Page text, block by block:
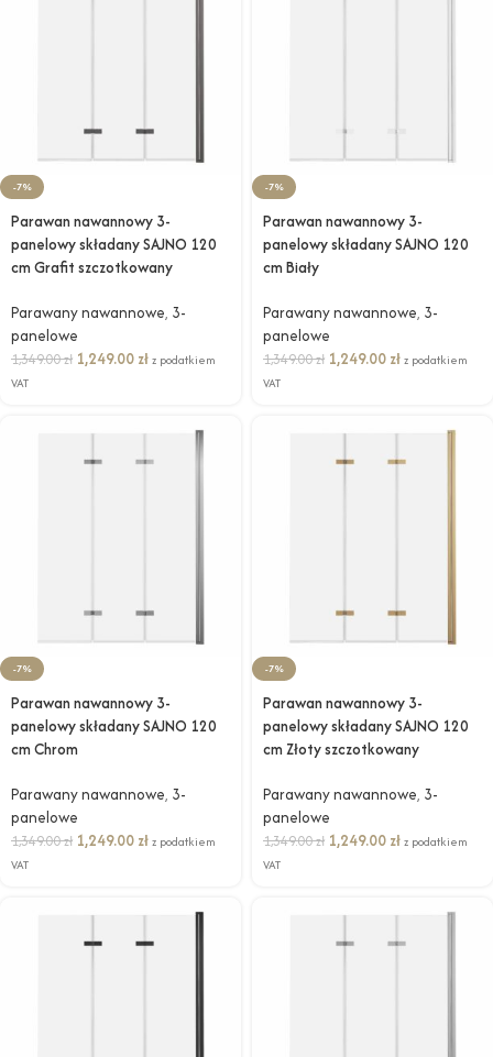
-7%
Parawan nawannowy 3-
panelowy składany SAJNO 120
cm Grafit szczotkowany
Parawany nawannowe, 3-
panelowe
1,349.00zł 1,249.00 złz podatkiem
VAT
-7%
Parawan nawannowy 3-
panelowy składany SAJNO 120
cm Biały
Parawany nawannowe, 3-
panelowe
1,349.00zł 1,249.00 złz podatkiem
VAT
-7%
Parawan nawannowy 3-
panelowy składany SAJNO 120
cm Chrom
Parawany nawannowe, 3-
panelowe
1,349.00zł 1,249.00 złz podatkiem
VAT
-7%
Parawan nawannowy 3-
panelowy składany SAJNO 120
cm Złoty szczotkowany
Parawany nawannowe, 3-
panelowe
1,349.00zł 1,249.00 złz podatkiem
VAT